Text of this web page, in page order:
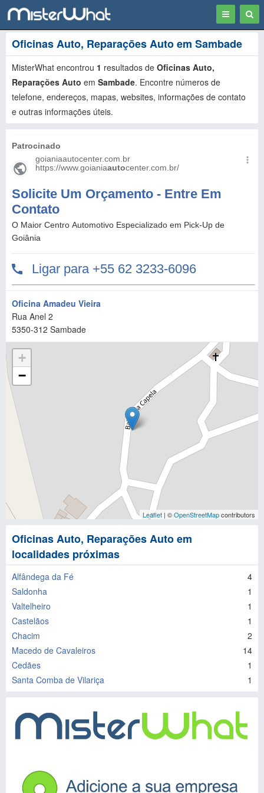
Toggle
navigation
Oficinas Auto, Reparações Auto em Sambade
MisterWhat encontrou 1 resultados de Oficinas Auto,
Reparações Auto em Sambade. Encontre números de
telefone, endereços, mapas, websites, informações de contato
e outras informações úteis.
Oficina Amadeu Vieira
Rua Anel 2
5350-312 Sambade
+
−
Leaflet | ©OpenStreetMapcontributors
Oficinas Auto, Reparações Auto em
localidades próximas
Alfândega da Fé
4
Saldonha
1
Valtelheiro
1
Castelãos
1
Chacim
2
Macedo de Cavaleiros
14
Cedães
1
Santa Comba de Vilariça
1